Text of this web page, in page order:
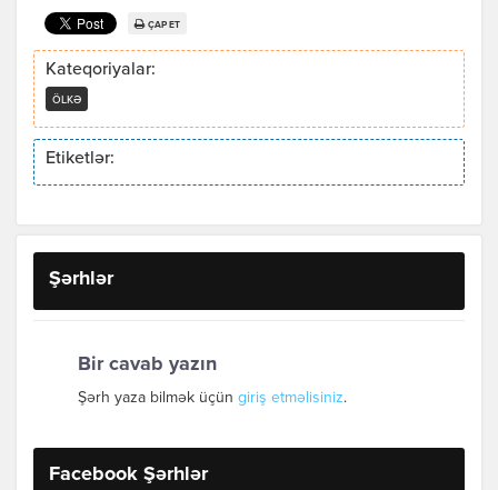
ÇAP ET
Kateqoriyalar:
ÖLKƏ
Etiketlər:
Şərhlər
Bir cavab yazın
Şərh yaza bilmək üçün giriş etməlisiniz.
Facebook Şərhlər